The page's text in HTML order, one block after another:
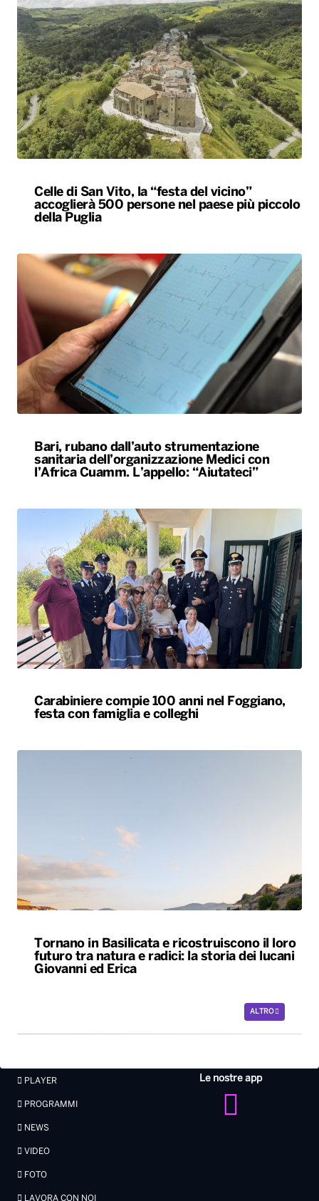
Celle di San Vito, la “festa del vicino”
accoglierà 500 persone nel paese più piccolo
della Puglia
Bari, rubano dall’auto strumentazione
sanitaria dell’organizzazione Medici con
l’Africa Cuamm. L’appello: “Aiutateci”
Carabiniere compie 100 anni nel Foggiano,
festa con famiglia e colleghi
Tornano in Basilicata e ricostruiscono il loro
futuro tra natura e radici: la storia dei lucani
Giovanni ed Erica
ALTRO
Le nostre app
PLAYER
PROGRAMMI
NEWS
VIDEO
FOTO
LAVORA CON NOI